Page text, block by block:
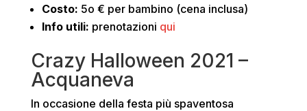
Costo: 5o € per bambino (cena inclusa)
Info utili: prenotazioni qui
Crazy Halloween 2021 –
Acquaneva
In occasione della festa più spaventosa